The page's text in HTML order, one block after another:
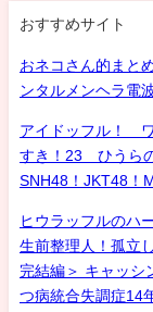
おすすめサイト
おネコさん的まと
ンタルメンヘラ電
アイドッフル！
すき！23 ひうら
SNH48！JKT48！
ヒウラッフルのハ
生前整理人！孤立
完結編＞ キャッシ
つ病統合失調症14